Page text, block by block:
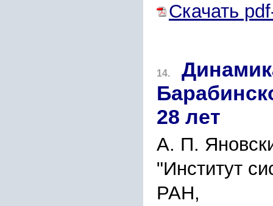
Скачать
14.
28 лет
А. П.
"Институт
РАН,